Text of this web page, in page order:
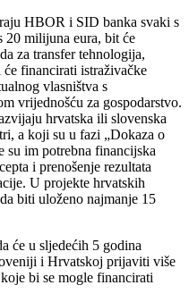
HBOR i SID banka svaki s
20 milijuna eura, bit će
za transfer tehnologija,
financirati istraživačke
vlasništva s
vrijednošću za gospodarstvo.
hrvatska ili slovenska
a koji su u fazi „Dokaza o
su im potrebna financijska
i prenošenje rezultata
U projekte hrvatskih
biti uloženo najmanje 15
će u sljedećih 5 godina
i Hrvatskoj prijaviti više
bi se mogle financirati